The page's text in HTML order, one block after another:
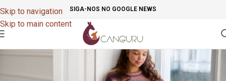
Skip to navigation
Skip to main content
SIGA-NOS NO GOOGLE NEWS